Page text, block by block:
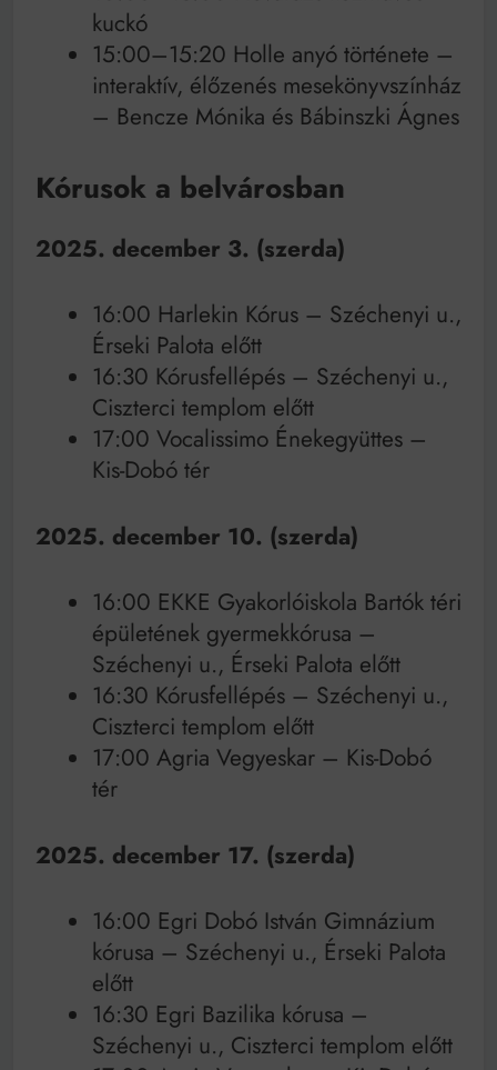
kuckó
15:00–15:20 Holle anyó története –
interaktív, élőzenés mesekönyvszínház
– Bencze Mónika és Bábinszki Ágnes
Kórusok a belvárosban
2025. december 3. (szerda)
16:00 Harlekin Kórus – Széchenyi u.,
Érseki Palota előtt
16:30 Kórusfellépés – Széchenyi u.,
Ciszterci templom előtt
17:00 Vocalissimo Énekegyüttes –
Kis-Dobó tér
2025. december 10. (szerda)
16:00 EKKE Gyakorlóiskola Bartók téri
épületének gyermekkórusa –
Széchenyi u., Érseki Palota előtt
16:30 Kórusfellépés – Széchenyi u.,
Ciszterci templom előtt
17:00 Agria Vegyeskar – Kis-Dobó
tér
2025. december 17. (szerda)
16:00 Egri Dobó István Gimnázium
kórusa – Széchenyi u., Érseki Palota
előtt
16:30 Egri Bazilika kórusa –
Széchenyi u., Ciszterci templom előtt